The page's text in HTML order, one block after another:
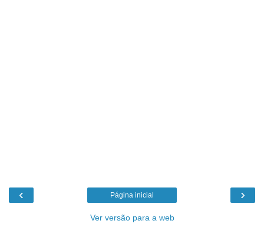
‹ ›
Página inicial
Ver versão para a web